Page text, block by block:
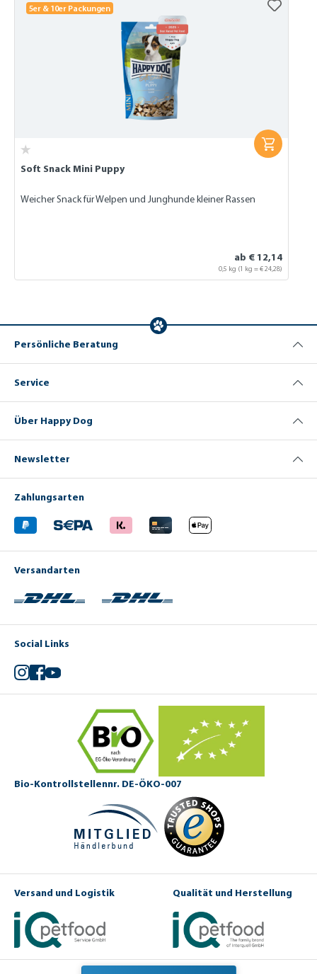
5er & 10er Packungen
Soft Snack Mini Puppy
Weicher Snack für Welpen und Junghunde kleiner Rassen
ab € 12,14
0,5 kg (1 kg = € 24,28)
Persönliche Beratung
Service
Über Happy Dog
Newsletter
Zahlungsarten
Versandarten
Social Links
Instagram
Facebook
YouTube
Bio-Kontrollstellennr. DE-ÖKO-007
Versand und Logistik Qualität und Herstellung